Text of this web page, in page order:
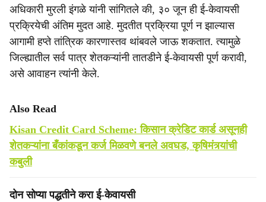
अधिकारी मुरली इंगळे यांनी सांगितले की, ३० जून ही ई-केवायसी
प्रक्रियेची अंतिम मुदत आहे. मुदतीत प्रक्रिया पूर्ण न झाल्यास
आगामी हप्ते तांत्रिक कारणास्तव थांबवले जाऊ शकतात. त्यामुळे
जिल्ह्यातील सर्व पात्र शेतकऱ्यांनी तातडीने ई-केवायसी पूर्ण करावी,
असे आवाहन त्यांनी केले.
Also Read
Kisan Credit Card Scheme: किसान क्रेडिट कार्ड असूनही
शेतकऱ्यांना बँकांकडून कर्ज मिळवणे बनले अवघड, कृषिमंत्र्यांची
कबुली
दोन सोप्या पद्धतीने करा ई-केवायसी